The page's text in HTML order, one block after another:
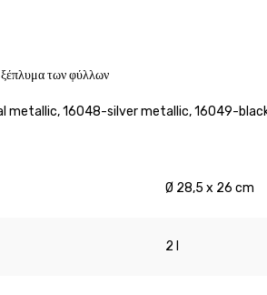
ξέπλυμα των φύλλων
metallic, 16048-silver metallic, 16049-
Ø 28,5 x 26 cm
2 l